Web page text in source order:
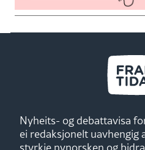
Nyheits- og debattavisa
ei redaksjonelt uavhengig